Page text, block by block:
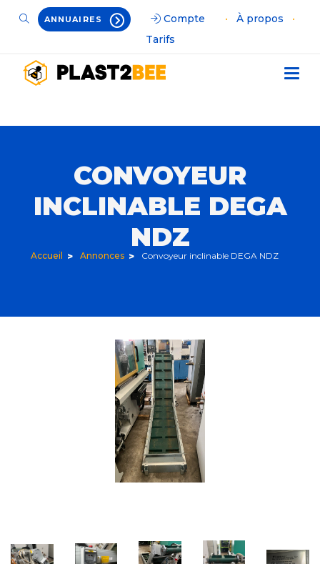
ANNUAIRES Compte • À propos
•
Tarifs
CONVOYEUR
INCLINABLE DEGA
NDZ
Accueil Annonces Convoyeur inclinable DEGA NDZ